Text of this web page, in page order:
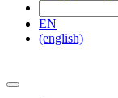
EN
(english)